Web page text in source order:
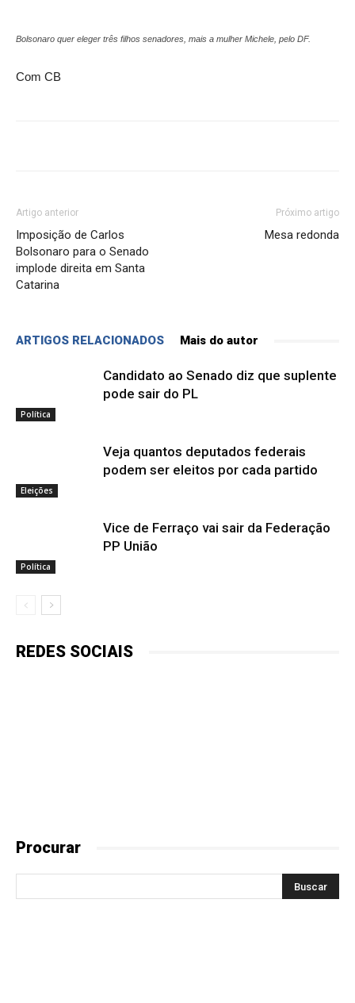
Bolsonaro quer eleger três filhos senadores, mais a mulher Michele, pelo DF.
Com CB
Artigo anterior
Imposição de Carlos
Bolsonaro para o Senado
implode direita em Santa
Catarina
Próximo artigo
Mesa redonda
ARTIGOS RELACIONADOS Mais do autor
Política
Candidato ao Senado diz que suplente
pode sair do PL
Eleições
Veja quantos deputados federais
podem ser eleitos por cada partido
Política
Vice de Ferraço vai sair da Federação
PP União
REDES SOCIAIS
Procurar